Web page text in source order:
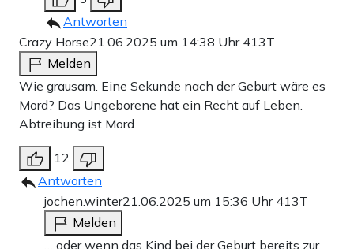
Antworten
Crazy Horse21.06.2025 um 14:38 Uhr 413T
Melden
Wie grausam. Eine Sekunde nach der Geburt wäre es
Mord? Das Ungeborene hat ein Recht auf Leben.
Abtreibung ist Mord.
12
Antworten
jochen.winter21.06.2025 um 15:36 Uhr 413T
Melden
… oder wenn das Kind bei der Geburt bereits zur